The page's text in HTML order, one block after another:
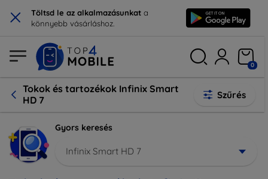
× Töltsd le az alkalmazásunkat a
könnyebb vásárláshoz.
0
Tokok és tartozékok Infinix Smart
HD 7
Szűrés
Gyors keresés
Infinix Smart HD 7